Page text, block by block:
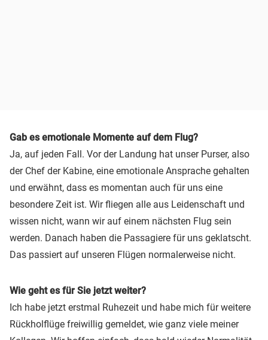
Gab es emotionale Momente auf dem Flug?
Ja, auf jeden Fall. Vor der Landung hat unser Purser, also
der Chef der Kabine, eine emotionale Ansprache gehalten
und erwähnt, dass es momentan auch für uns eine
besondere Zeit ist. Wir fliegen alle aus Leidenschaft und
wissen nicht, wann wir auf einem nächsten Flug sein
werden. Danach haben die Passagiere für uns geklatscht.
Das passiert auf unseren Flügen normalerweise nicht.
Wie geht es für Sie jetzt weiter?
Ich habe jetzt erstmal Ruhezeit und habe mich für weitere
Rückholflüge freiwillig gemeldet, wie ganz viele meiner